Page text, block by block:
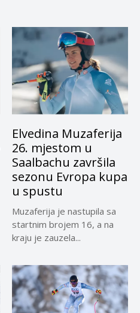
Elvedina Muzaferija
26. mjestom u
Saalbachu završila
sezonu Evropa kupa
u spustu
Muzaferija je nastupila sa
startnim brojem 16, a na
kraju je zauzela...